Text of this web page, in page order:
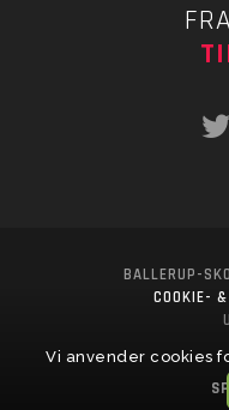
Vi anvender cookies
BALLERUP-
COOKIE-